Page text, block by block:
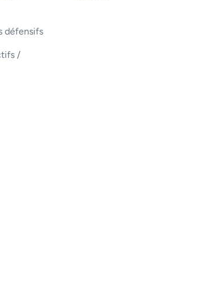
défensifs
/